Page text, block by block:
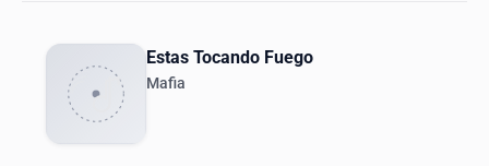
Estas Tocando Fuego
Mafia